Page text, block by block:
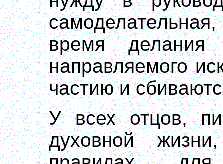
время
направляемого
частию и
У всех отцов,
духовной